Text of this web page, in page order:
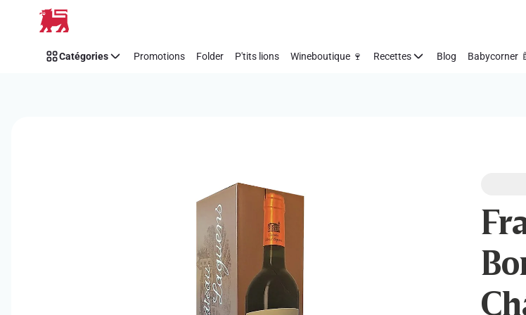
Passer
Catégories Promotions Folder P'tits lions Wineboutique 🍷 Recettes Blog Babycorner 🍼